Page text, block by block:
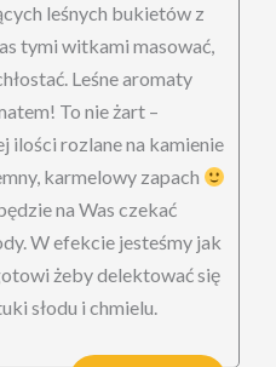
leśnych bukietów z
tymi witkami masować,
Leśne aromaty
To nie żart –
ilości rozlane na kamienie
karmelowy zapach
na Was czekać
W efekcie jesteśmy jak
żeby delektować się
słodu i chmielu.